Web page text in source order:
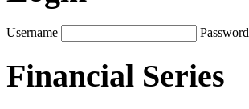
Username Password
Financial Series